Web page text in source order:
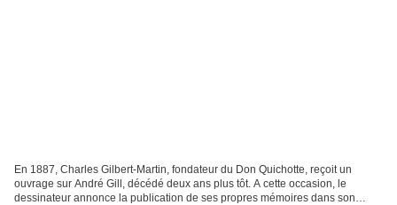
En 1887, Charles Gilbert-Martin, fondateur du Don Quichotte, reçoit un
ouvrage sur André Gill, décédé deux ans plus tôt. A cette occasion, le
dessinateur annonce la publication de ses propres mémoires dans son